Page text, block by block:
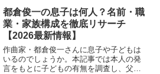
し、人物像の全貌をわかりやすく紹介す
るブログ記事です。
都倉俊一の息子は何人？名前・職
業・家族構成を徹底リサーチ
【2026最新情報】
作曲家・都倉俊一さんに息子や子どもは
いるのでしょうか。本記事では本人の発
言をもとに子どもの有無を調査し、父・